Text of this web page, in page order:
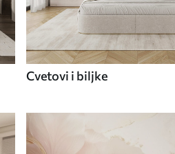
Cvetovi i biljke